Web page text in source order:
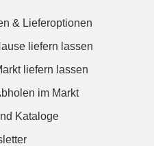
& Lieferoptionen
liefern lassen
liefern lassen
im Markt
Kataloge